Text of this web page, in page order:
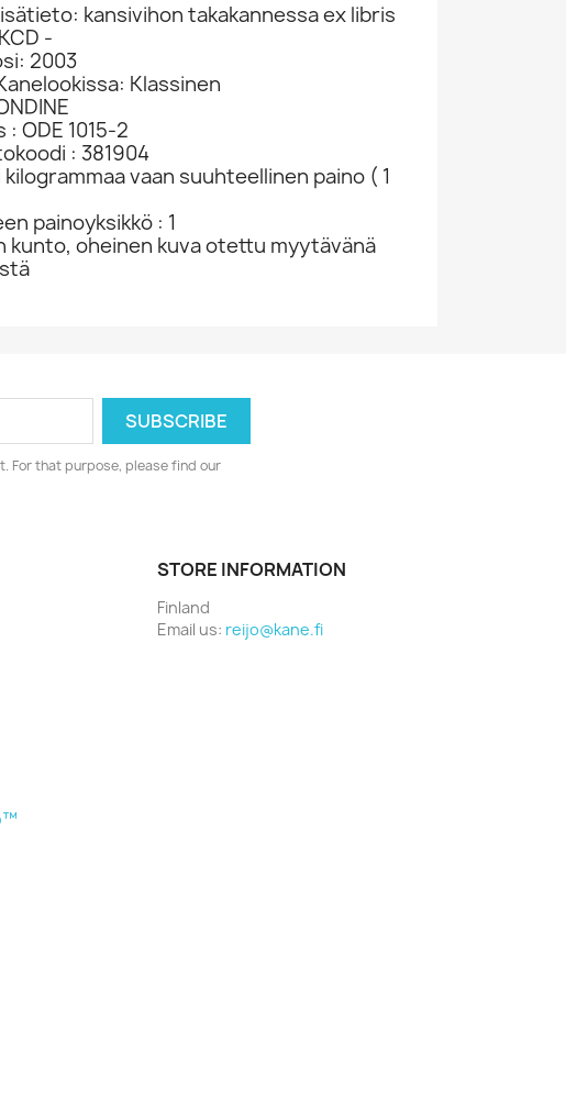
kansivihon takakannessa ex libris
-
2003
Klassinen
ODE 1015-2
: 381904
vaan suuhteellinen paino ( 1
painoyksikkö : 1
kunto, oheinen kuva otettu myytävänä
For that purpose, please find our
STORE INFORMATION
Finland
Email us: reijo@kane.fi